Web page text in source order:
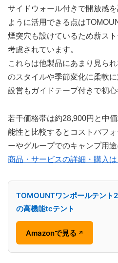
サイドウォール付きで開放感
ように活用できる点は
煙突穴も設けているため薪ス
考慮されています。
これらは他製品にあまり見ら
のスタイルや季節変化に柔軟
設営もガイドテープ付きで初
若干価格帯は約28,900円と中
能性と比較するとコストパフ
ーやグループでのキャンプ用途
商品・サービスの詳細・購入は
TOMOUNTワンポールテント
の高機能tcテント
Amazonで見る ↗